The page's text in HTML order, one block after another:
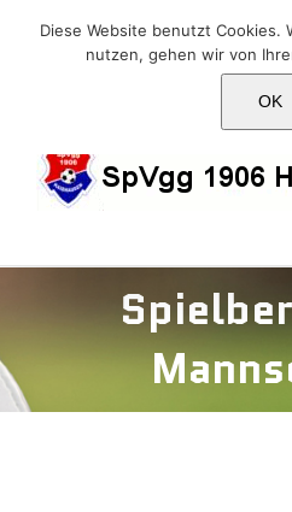
E-Mail:
Diese Website benutzt Cookies.
nutzen, gehen wir von
OK